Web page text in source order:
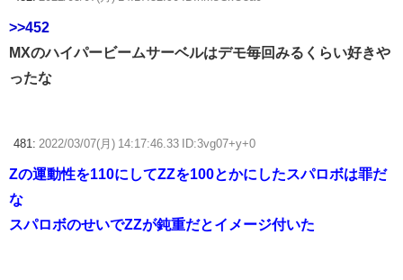
>>452
MXのハイパービームサーベルはデモ毎回みるくらい好きや
ったな
481: 2022/03/07(月) 14:17:46.33 ID:3vg07+y+0
Zの運動性を110にしてZZを100とかにしたスパロボは罪だ
な
スパロボのせいでZZが鈍重だとイメージ付いた